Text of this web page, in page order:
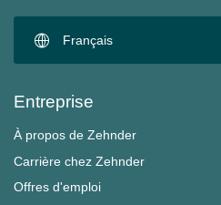
Français
Entreprise
À propos de Zehnder
Carrière chez Zehnder
Offres d'emploi